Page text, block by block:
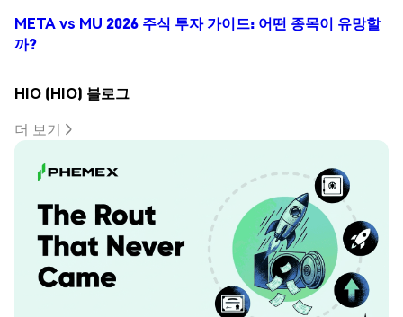
META vs MU 2026 주식 투자 가이드: 어떤 종목이 유망할
까?
HIO (HIO) 블로그
더 보기